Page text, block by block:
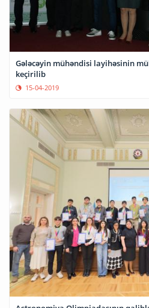
Gələcəyin mühəndisi layihəsinin
keçirilib
15-04-2019